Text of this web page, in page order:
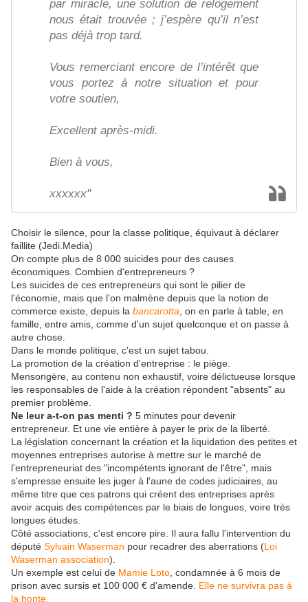
par miracle, une solution de relogement
nous était trouvée ; j’espère qu’il n’est
pas déjà trop tard.
Vous remerciant encore de l’intérêt que
vous portez à notre situation et pour
votre soutien,
Excellent après-midi.
Bien à vous,
xxxxxx"
Choisir le silence, pour la classe politique, équivaut à déclarer
faillite (Jedi.Media)
On compte plus de 8 000 suicides pour des causes
économiques. Combien d'entrepreneurs ?
Les suicides de ces entrepreneurs qui sont le pilier de
l'économie, mais que l'on malmène depuis que la notion de
commerce existe, depuis la bancarotta , on en parle à table, en
famille, entre amis, comme d'un sujet quelconque et on passe à
autre chose.
Dans le monde politique, c'est un sujet tabou.
La promotion de la création d'entreprise : le piège.
Mensongère, au contenu non exhaustif, voire délictueuse lorsque
les responsables de l'aide à la création répondent "absents" au
premier problème.
Ne leur a-t-on pas menti ? 5 minutes pour devenir
entrepreneur. Et une vie entière à payer le prix de la liberté.
La législation concernant la création et la liquidation des petites et
moyennes entreprises autorise à mettre sur le marché de
l'entrepreneuriat des "incompétents ignorant de l'être", mais
s'empresse ensuite les juger à l'aune de codes judiciaires, au
même titre que ces patrons qui créent des entreprises après
avoir acquis des compétences par le biais de longues, voire très
longues études.
Côté associations, c'est encore pire. Il aura fallu l'intervention du
député Sylvain Waserman pour recadrer des aberrations (Loi
Waserman association).
Un exemple est celui de Mamie Loto , condamnée à 6 mois de
prison avec sursis et 100 000 € d'amende. Elle ne survivra pas à
la honte.